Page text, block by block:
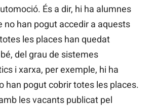
És a dir, hi ha alumnes
no han pogut accedir a aquests
les places han quedat
del grau de sistemes
i xarxa, per exemple, hi ha
han pogut cobrir totes les places.
les vacants publicat pel